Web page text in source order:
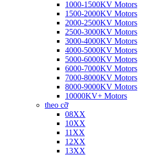
1000-1500KV Motors
1500-2000KV Motors
2000-2500KV Motors
2500-3000KV Motors
3000-4000KV Motors
4000-5000KV Motors
5000-6000KV Motors
6000-7000KV Motors
7000-8000KV Motors
8000-9000KV Motors
10000KV+ Motors
theo cỡ
08XX
10XX
11XX
12XX
13XX